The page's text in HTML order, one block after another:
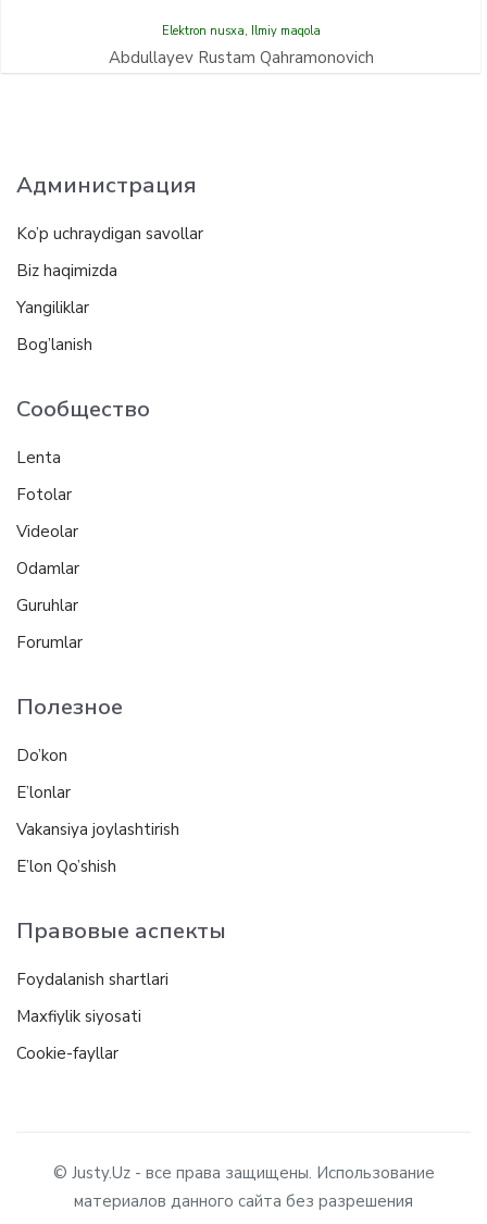
Elektron nusxa, Ilmiy maqola
Abdullayev Rustam Qahramonovich
Администрация
Ko’p uchraydigan savollar
Biz haqimizda
Yangiliklar
Bog’lanish
Сообщество
Lenta
Fotolar
Videolar
Odamlar
Guruhlar
Forumlar
Полезное
Do’kon
E’lonlar
Vakansiya joylashtirish
E’lon Qo’shish
Правовые аспекты
Foydalanish shartlari
Maxfiylik siyosati
Cookie-fayllar
© Justy.Uz - все права защищены. Использование
материалов данного сайта без разрешения